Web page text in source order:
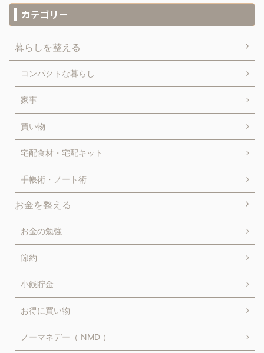
カテゴリー
暮らしを整える
コンパクトな暮らし
家事
買い物
宅配食材・宅配キット
手帳術・ノート術
お金を整える
お金の勉強
節約
小銭貯金
お得に買い物
ノーマネデー（ NMD ）